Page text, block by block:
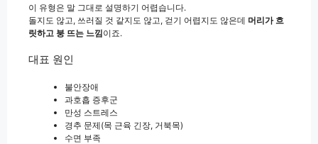
이 유형은 말 그대로 설명하기 어렵습니다.
돌지도 않고, 쓰러질 것 같지도 않고, 걷기 어렵지도 않은데 머리가 흐
릿하고 붕 뜨는 느낌이죠.
대표 원인
불안장애
과호흡 증후군
만성 스트레스
경추 문제(목 근육 긴장, 거북목)
수면 부족